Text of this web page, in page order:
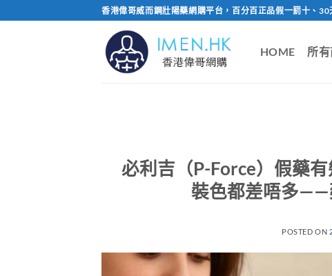
to
香港偉哥威而鋼壯陽藥網購平台，百分百正品假一罰十、30
HOME 所
必利吉（P-Force）假藥
裝色都差唔多——
POSTED ON